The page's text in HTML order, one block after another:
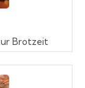
Brotzeit